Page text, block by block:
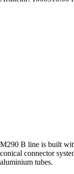
M290 B line is built
conical connector
aluminium tubes.